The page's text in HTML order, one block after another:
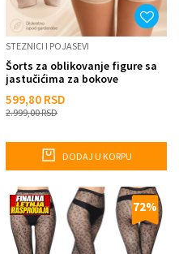
STEZNICI I POJASEVI
Šorts za oblikovanje figure sa
jastučićima za bokove
599,80 RSD
2.999,00RSD
DODAJ U KORPU
72%